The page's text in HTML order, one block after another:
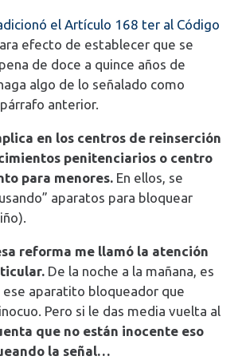
el Artículo 168 ter al Código
efecto de establecer que se
de doce a quince años de
algo de lo señalado como
anterior.
en los centros de reinserción
penitenciarios o centro
para menores.En ellos, se
aparatos para bloquear
reforma me llamó la atención
De la noche a la mañana, es
aparatito bloqueador que
Pero si le das media vuelta al
que no están inocente eso
la señal…